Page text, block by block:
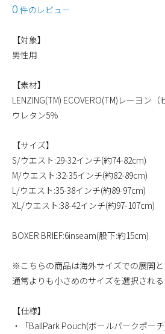
0 件のレビュー
【対象】
男性用
【素材】
LENZING(TM) ECOVERO(TM)レーヨン
ウレタン5％
【サイズ】
S/ウエスト:29-32インチ(約74-82cm)
M/ウエスト:32-35インチ(約82-89cm)
L/ウエスト:35-38インチ(約89-97cm)
XL/ウエスト:38-42インチ(約97-107cm)
BOXER BRIEF:6inseam(股下:約15cm)
※こちらの商品は海外サイズでの展開と
通常よりも小さめのサイズを選択される
【仕様】
・「BallPark Pouch(ボールパークポー